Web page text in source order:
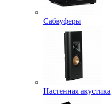
Сабвуферы
Настенная акустика